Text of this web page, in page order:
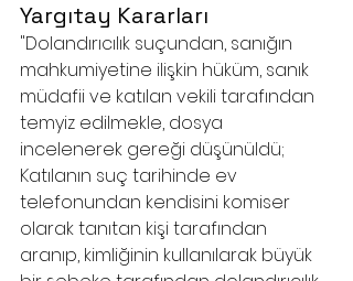
Yargıtay Kararları
"Dolandırıcılık suçundan, sanığın
mahkumiyetine ilişkin hüküm, sanık
müdafii ve katılan vekili tarafından
temyiz edilmekle, dosya
incelenerek gereği düşünüldü;
Katılanın suç tarihinde ev
telefonundan kendisini komiser
olarak tanıtan kişi tarafından
aranıp, kimliğinin kullanılarak büyük